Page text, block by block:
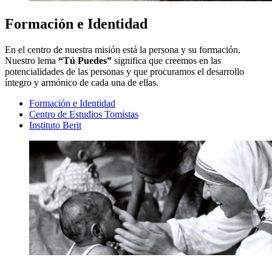
Formación e Identidad
En el centro de nuestra misión está la persona y su formación.
Nuestro lema “Tú Puedes” significa que creemos en las
potencialidades de las personas y que procuramos el desarrollo
íntegro y armónico de cada una de ellas.
Formación e Identidad
Centro de Estudios Tomistas
Instituto Berit